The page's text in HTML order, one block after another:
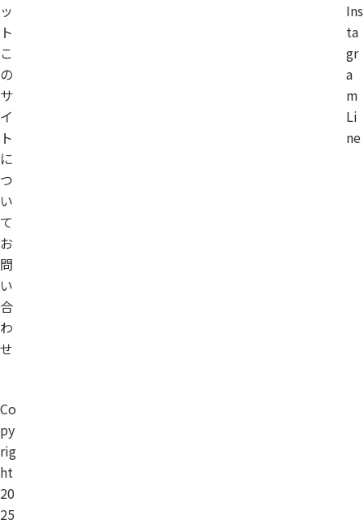
ッ
ト
こ
の
サ
イ
ト
に
つ
い
て
お
問
い
合
わ
せ
Ins
ta
gr
a
m
Li
ne
Co
py
rig
ht
20
25